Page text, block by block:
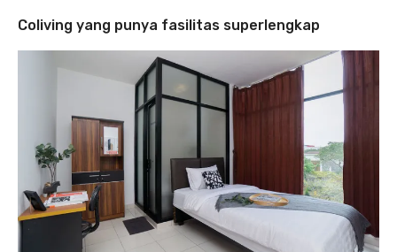
Coliving yang punya fasilitas superlengkap